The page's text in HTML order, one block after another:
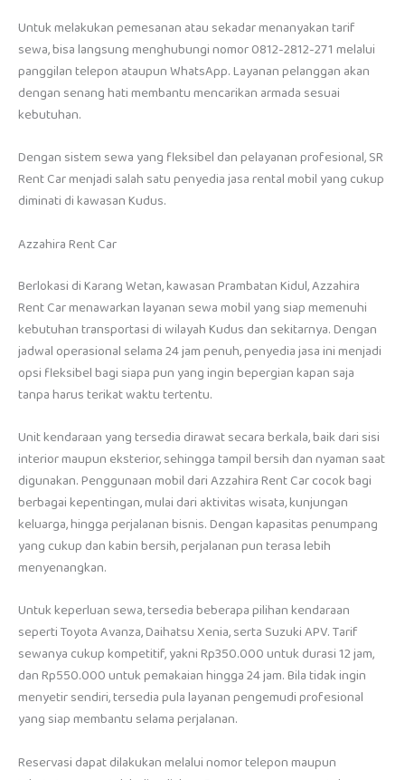
Untuk melakukan pemesanan atau sekadar menanyakan tarif
sewa, bisa langsung menghubungi nomor 0812-2812-271 melalui
panggilan telepon ataupun WhatsApp. Layanan pelanggan akan
dengan senang hati membantu mencarikan armada sesuai
kebutuhan.
Dengan sistem sewa yang fleksibel dan pelayanan profesional, SR
Rent Car menjadi salah satu penyedia jasa rental mobil yang cukup
diminati di kawasan Kudus.
Azzahira Rent Car
Berlokasi di Karang Wetan, kawasan Prambatan Kidul, Azzahira
Rent Car menawarkan layanan sewa mobil yang siap memenuhi
kebutuhan transportasi di wilayah Kudus dan sekitarnya. Dengan
jadwal operasional selama 24 jam penuh, penyedia jasa ini menjadi
opsi fleksibel bagi siapa pun yang ingin bepergian kapan saja
tanpa harus terikat waktu tertentu.
Unit kendaraan yang tersedia dirawat secara berkala, baik dari sisi
interior maupun eksterior, sehingga tampil bersih dan nyaman saat
digunakan. Penggunaan mobil dari Azzahira Rent Car cocok bagi
berbagai kepentingan, mulai dari aktivitas wisata, kunjungan
keluarga, hingga perjalanan bisnis. Dengan kapasitas penumpang
yang cukup dan kabin bersih, perjalanan pun terasa lebih
menyenangkan.
Untuk keperluan sewa, tersedia beberapa pilihan kendaraan
seperti Toyota Avanza, Daihatsu Xenia, serta Suzuki APV. Tarif
sewanya cukup kompetitif, yakni Rp350.000 untuk durasi 12 jam,
dan Rp550.000 untuk pemakaian hingga 24 jam. Bila tidak ingin
menyetir sendiri, tersedia pula layanan pengemudi profesional
yang siap membantu selama perjalanan.
Reservasi dapat dilakukan melalui nomor telepon maupun